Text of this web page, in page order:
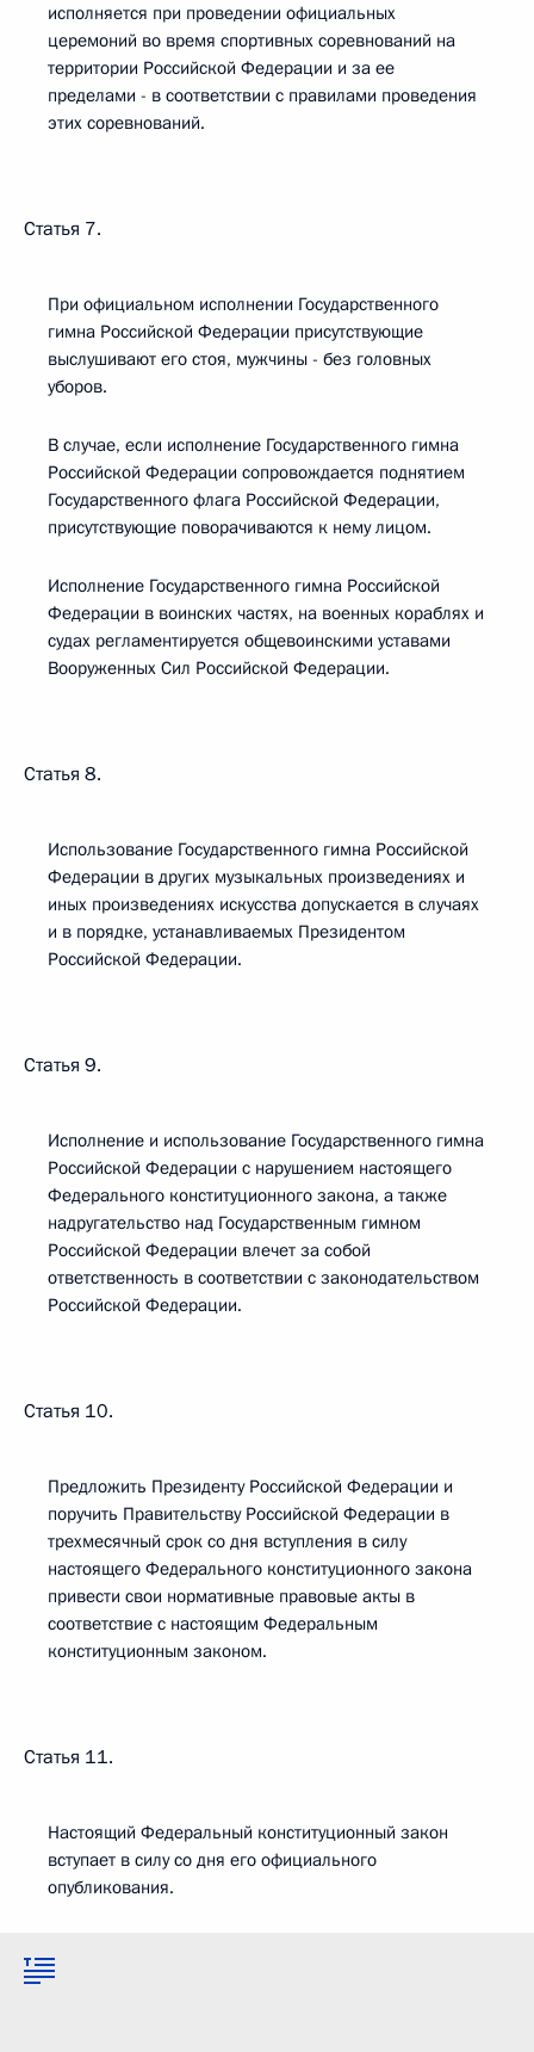
исполняется при проведении официальных
церемоний во время спортивных соревнований на
территории Российской Федерации и за ее
пределами - в соответствии с правилами проведения
этих соревнований.
Статья 7.
При официальном исполнении Государственного
гимна Российской Федерации присутствующие
выслушивают его стоя, мужчины - без головных
уборов.
В случае, если исполнение Государственного гимна
Российской Федерации сопровождается поднятием
Государственного флага Российской Федерации,
присутствующие поворачиваются к нему лицом.
Исполнение Государственного гимна Российской
Федерации в воинских частях, на военных кораблях и
судах регламентируется общевоинскими уставами
Вооруженных Сил Российской Федерации.
Статья 8.
Использование Государственного гимна Российской
Федерации в других музыкальных произведениях и
иных произведениях искусства допускается в случаях
и в порядке, устанавливаемых Президентом
Российской Федерации.
Статья 9.
Исполнение и использование Государственного гимна
Российской Федерации с нарушением настоящего
Федерального конституционного закона, а также
надругательство над Государственным гимном
Российской Федерации влечет за собой
ответственность в соответствии с законодательством
Российской Федерации.
Статья 10.
Предложить Президенту Российской Федерации и
поручить Правительству Российской Федерации в
трехмесячный срок со дня вступления в силу
настоящего Федерального конституционного закона
привести свои нормативные правовые акты в
соответствие с настоящим Федеральным
конституционным законом.
Статья 11.
Настоящий Федеральный конституционный закон
вступает в силу со дня его официального
опубликования.